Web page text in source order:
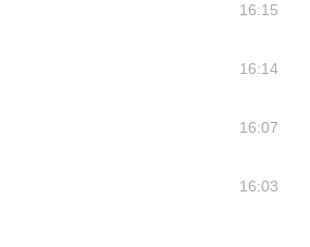
16:15
16:14
16:07
16:03